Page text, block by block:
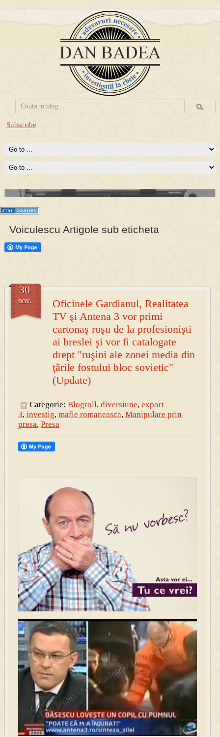
Subscribe
PRESA
Permise pentru vânătoarea de porci în costume, cu gulere albe
Prima mea carte publicata (Nemira)
Averea Presedintelui: prima lucrare despre controversatele
conturi secrete ale Securitatii.
Voiculescu Artigole sub eticheta
Oficinele Gardianul, Realitatea
TV şi Antena 3 vor primi
cartonaş roşu de la profesionişti
ai breslei şi vor fi catalogate
drept "ruşini ale zonei media din
ţările fostului bloc sovietic"
(Update)
30
nov.
Categorie: Blogroll, diversiune, export
3, investig, mafie romaneasca, Manipulare prin
presa, Presa